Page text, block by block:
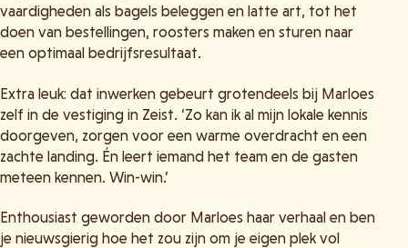
vaardigheden als bagels beleggen en latte art, tot het
doen van bestellingen, roosters maken en sturen naar
een optimaal bedrijfsresultaat.
Extra leuk: dat inwerken gebeurt grotendeels bij Marloes
zelf in de vestiging in Zeist. ‘Zo kan ik al mijn lokale kennis
doorgeven, zorgen voor een warme overdracht en een
zachte landing. Én leert iemand het team en de gasten
meteen kennen. Win-win.’
Enthousiast geworden door Marloes haar verhaal en ben
je nieuwsgierig hoe het zou zijn om je eigen plek vol